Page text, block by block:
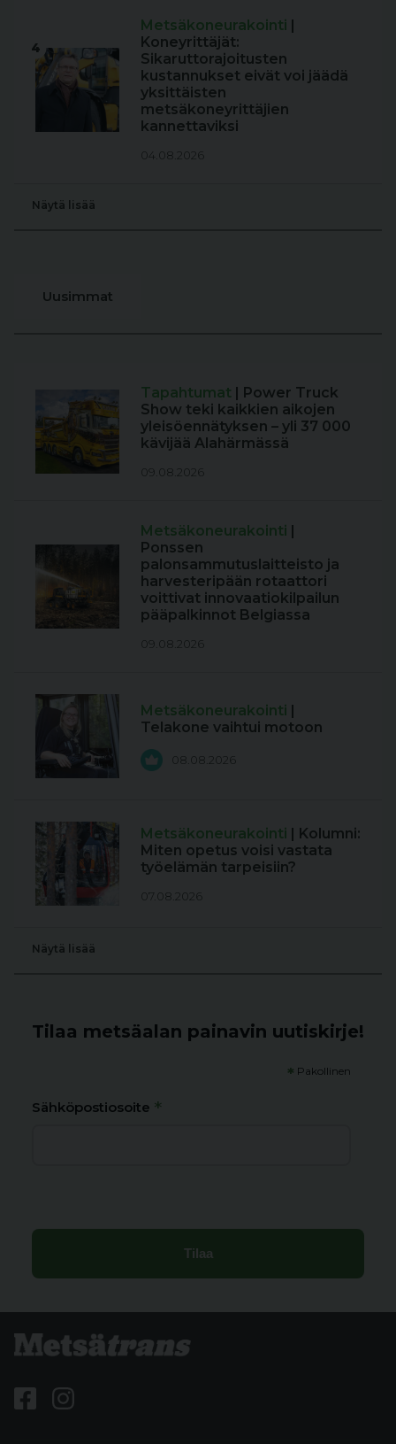
4
Metsäkoneurakointi |
Koneyrittäjät:
Sikaruttorajoitusten
kustannukset eivät voi jäädä
yksittäisten
metsäkoneyrittäjien
kannettaviksi
04.08.2026
Näytä lisää
Uusimmat
Tapahtumat | Power Truck
Show teki kaikkien aikojen
yleisöennätyksen – yli 37 000
kävijää Alahärmässä
09.08.2026
Metsäkoneurakointi |
Ponssen
palonsammutuslaitteisto ja
harvesteripään rotaattori
voittivat innovaatiokilpailun
pääpalkinnot Belgiassa
09.08.2026
Metsäkoneurakointi |
Telakone vaihtui motoon
08.08.2026
Metsäkoneurakointi | Kolumni:
Miten opetus voisi vastata
työelämän tarpeisiin?
07.08.2026
Näytä lisää
Tilaa metsäalan painavin uutiskirje!
* Pakollinen
Sähköpostiosoite *